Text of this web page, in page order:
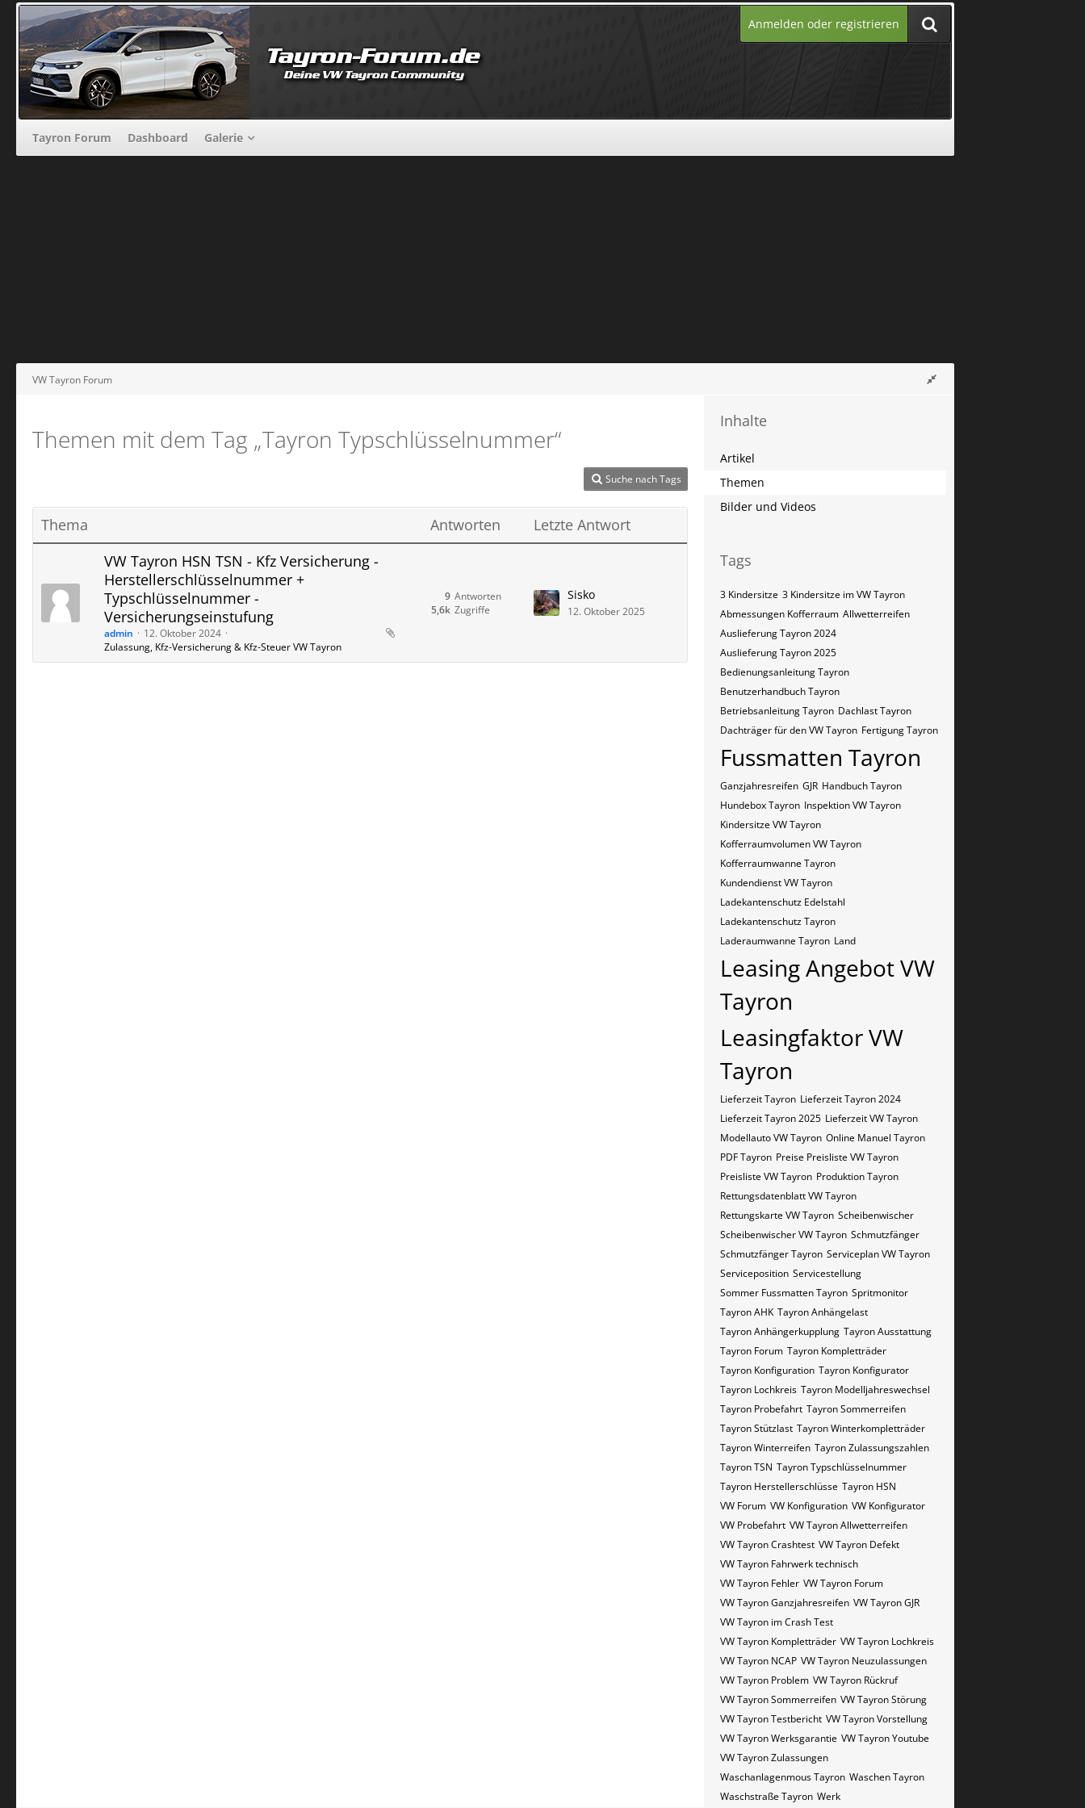
Anmelden oder registrieren
Tayron Forum Dashboard Galerie
VW Tayron Forum
Themen mit dem Tag „Tayron​​​​ Typschlüsselnummer“
Suche nach Tags
Thema Antworten
Letzte Antwort
VW Tayron HSN TSN - Kfz Versicherung -
Herstellerschlüsselnummer +
Typschlüsselnummer -
Versicherungseinstufung
admin
12. Oktober 2024
Zulassung, Kfz-Versicherung & Kfz-Steuer VW Tayron
Antworten
9
Zugriffe
5,6k
Sisko
12. Oktober 2025
Inhalte
Artikel
Themen
Bilder und Videos
Tags
3 Kindersitze 3 Kindersitze im VW Tayron
Abmessungen Kofferraum Allwetterreifen
Auslieferung Tayron 2024
Auslieferung Tayron 2025
Bedienungsanleitung Tayron
Benutzerhandbuch Tayron
Betriebsanleitung Tayron Dachlast Tayron
Dachträger für den VW Tayron Fertigung Tayron
Fussmatten Tayron
Ganzjahresreifen GJR Handbuch Tayron
Hundebox Tayron Inspektion VW Tayron
Kindersitze VW Tayron
Kofferraumvolumen VW Tayron
Kofferraumwanne Tayron
Kundendienst VW Tayron
Ladekantenschutz Edelstahl
Ladekantenschutz Tayron
Laderaumwanne Tayron Land
Leasing Angebot VW
Tayron
Leasingfaktor VW
Tayron
Lieferzeit Tayron Lieferzeit Tayron 2024
Lieferzeit Tayron 2025 Lieferzeit VW Tayron
Modellauto VW Tayron Online Manuel Tayron
PDF Tayron Preise Preisliste VW Tayron
Preisliste VW Tayron Produktion Tayron
Rettungsdatenblatt VW Tayron
Rettungskarte VW Tayron Scheibenwischer
Scheibenwischer VW​ Tayron Schmutzfänger
Schmutzfänger Tayron Serviceplan VW Tayron
Serviceposition Servicestellung
Sommer Fussmatten Tayron Spritmonitor
Tayron AHK Tayron Anhängelast
Tayron Anhängerkupplung Tayron Ausstattung
Tayron Forum Tayron Kompletträder
Tayron Konfiguration Tayron Konfigurator
Tayron Lochkreis Tayron Modelljahreswechsel
Tayron Probefahrt Tayron Sommerreifen
Tayron Stützlast Tayron Winterkompletträder
Tayron Winterreifen Tayron Zulassungszahlen
Tayron​​​​ TSN Tayron​​​​ Typschlüsselnummer
Tayron​​​​​ Herstellerschlüsse Tayron​​​​​ HSN
VW Forum VW Konfiguration VW Konfigurator
VW Probefahrt VW Tayron Allwetterreifen
VW Tayron Crashtest VW Tayron Defekt
VW Tayron Fahrwerk technisch
VW Tayron Fehler VW Tayron Forum
VW Tayron Ganzjahresreifen VW Tayron GJR
VW Tayron im Crash Test
VW Tayron Kompletträder VW Tayron Lochkreis
VW Tayron NCAP VW Tayron Neuzulassungen
VW Tayron Problem VW Tayron Rückruf
VW Tayron Sommerreifen VW Tayron Störung
VW Tayron Testbericht VW Tayron Vorstellung
VW Tayron Werksgarantie VW Tayron Youtube
VW Tayron Zulassungen
Waschanlagenmous Tayron Waschen Tayron
Waschstraße Tayron Werk